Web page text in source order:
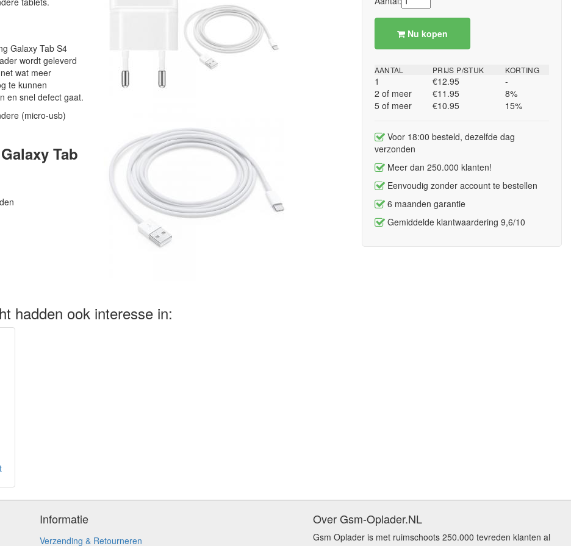
Nu kopen
AANTAL
1
2 of meer
5 of meer
PRIJS P/STUK
€12.95
€11.95
€10.95
KORTING
-
8%
15%
Voor 18:00 besteld, dezelfde dag
verzonden
Meer dan 250.000 klanten!
Eenvoudig zonder account te bestellen
6 maanden garantie
Gemiddelde klantwaardering 9,6/10
Galaxy Tab S4
wordt geleverd
wat meer
te kunnen
en snel defect gaat.
(micro-usb)
Tab
hadden ook interesse in:
Informatie
Verzending & Retourneren
Over Gsm-Oplader.NL
Gsm Oplader is met ruimschoots 250.000 tevreden klanten al